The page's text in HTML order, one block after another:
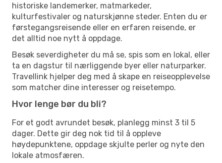
historiske landemerker, matmarkeder,
kulturfestivaler og naturskjønne steder. Enten du er
førstegangsreisende eller en erfaren reisende, er
det alltid noe nytt å oppdage.
Besøk severdigheter du må se, spis som en lokal, eller
ta en dagstur til nærliggende byer eller naturparker.
Travellink hjelper deg med å skape en reiseopplevelse
som matcher dine interesser og reisetempo.
Hvor lenge bør du bli?
For et godt avrundet besøk, planlegg minst 3 til 5
dager. Dette gir deg nok tid til å oppleve
høydepunktene, oppdage skjulte perler og nyte den
lokale atmosfæren.